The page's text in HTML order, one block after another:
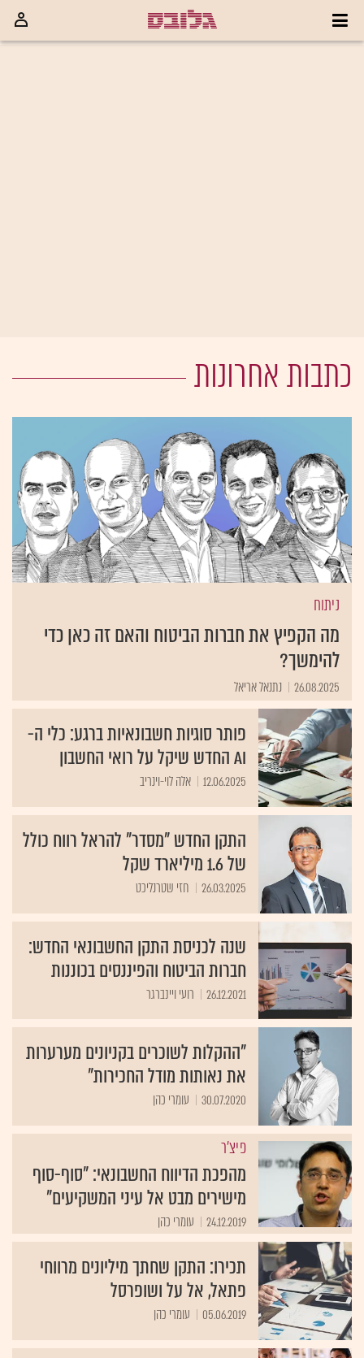
כתבות אחרונות
ניתוח
מה הקפיץ את חברות הביטוח והאם זה כאן כדי
להימשך?
26.08.2025 נתנאל אריאל
פותר סוגיות חשבונאיות ברגע: כלי ה-
AI החדש שיקל על רואי החשבון
12.06.2025 אלה לוי-וינריב
התקן החדש "מסדר" להראל רווח כולל
של 1.6 מיליארד שקל
26.03.2025 חזי שטרנליכט
שנה לכניסת התקן החשבונאי החדש:
חברות הביטוח והפיננסים בכוננות
26.12.2021 רועי ויינברגר
"ההקלות לשוכרים בקניונים מערערות
את נאותות מודל החכירות"
30.07.2020 עומרי כהן
פיצ'ר
מהפכת הדיווח החשבונאי: "סוף-סוף
מישירים מבט אל עיני המשקיעים"
24.12.2019 עומרי כהן
תכירו: התקן שחתך מיליונים מרווחי
פתאל, אל על ושופרסל
05.06.2019 עומרי כהן